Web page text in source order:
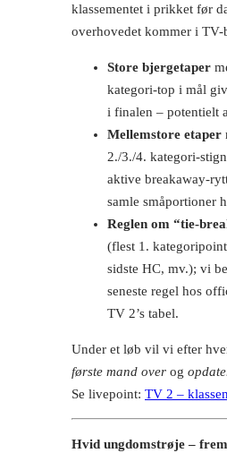
klassementet i prikket før
overhovedet kommer i TV-
Store bjergetaper
kategori-top i mål
i finalen – potentielt
Mellemstore etaper
2./3./4. kategori-
aktive breakaway-
samle småportioner
Reglen om “tie-
(flest 1.
sidste HC, mv.); vi
seneste regel hos
TV 2’s tabel.
Under et løb vil vi efter
første mand over og
Se livepoint: TV 2 –
Hvid ungdomstrøje –